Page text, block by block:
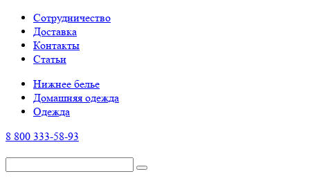
Cотрудничество
Доставка
Контакты
Статьи
Нижнее белье
Домашняя одежда
Одежда
8 800 333-58-93